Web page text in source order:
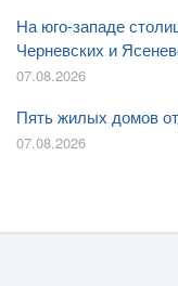
На юго-западе
Черневских и
07.08.2026
Пять жилых домов
07.08.2026